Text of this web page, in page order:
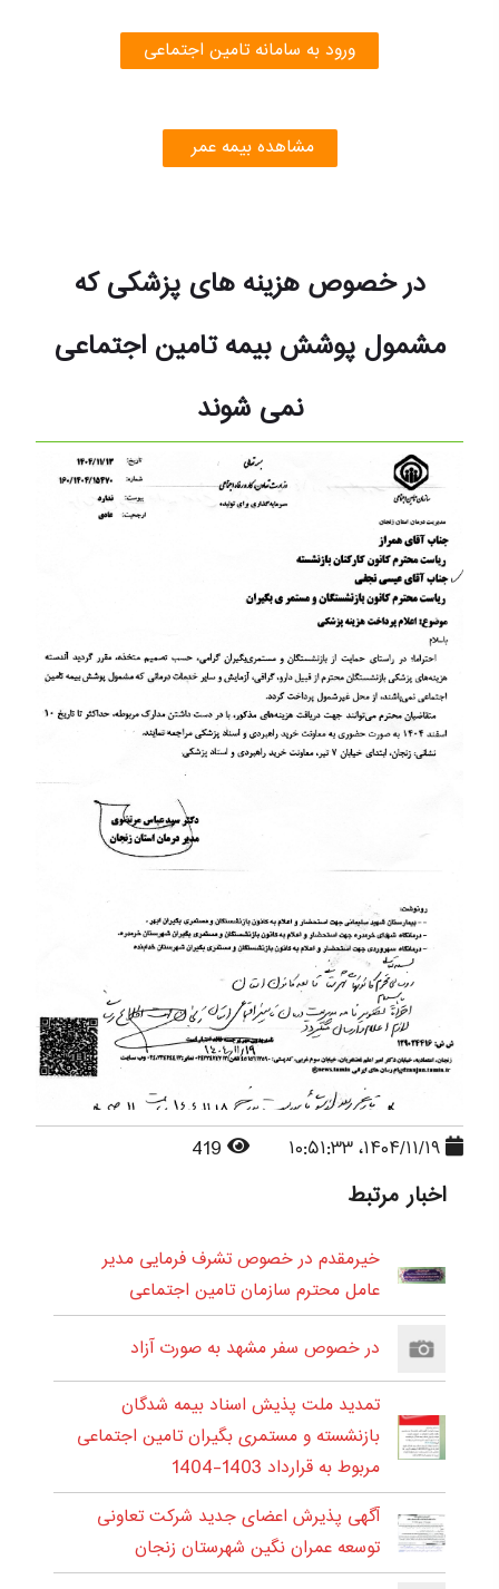
ورود به سامانه تامین اجتماعی
مشاهده بیمه عمر
در خصوص هزینه های پزشکی که
مشمول پوشش بیمه تامین اجتماعی
نمی شوند
اخبار مرتبط
خیرمقدم در خصوص تشرف فرمایی مدیر
عامل محترم سازمان تامین اجتماعی
در خصوص سفر مشهد به صورت آزاد
تمدید ملت پذیش اسناد بیمه شدگان
بازنشسته و مستمری بگیران تامین اجتماعی
مربوط به قرارداد 1403-1404
آگهی پذیرش اعضای جدید شرکت تعاونی
توسعه عمران نگین شهرستان زنجان